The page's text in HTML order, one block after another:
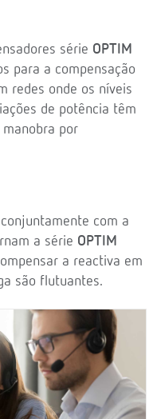
série OPTIM
para a compensação
redes onde os níveis
de potência têm
por
com a
a série OPTIM
a reactiva em
são flutuantes.